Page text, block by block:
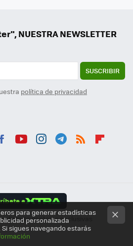
NUESTRA NEWSLETTER
SUSCRIBIR
política de privacidad
a
disfruta ventajas exclusivas
para generar estadísticas
personalizada
sigues navegando estarás